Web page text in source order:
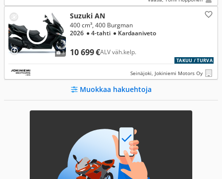
3
Suzuki AN
10 699 €ALV väh.kelp.
400 cm³, 400 Burgman
2026 ● 4-tahti ● Kardaaniveto
TAKUU / TURVA
Seinäjoki, Jokiniemi Motors Oy
Muokkaa hakuehtoja